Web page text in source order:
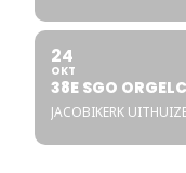
24
OKT
38E SGO
JACOBIKERK